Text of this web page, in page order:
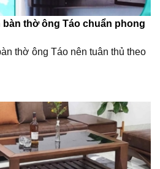
thờ ông Táo chuẩn phong
thờ ông Táo nên tuân thủ theo